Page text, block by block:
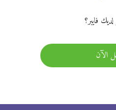
فايبر؟
الآن